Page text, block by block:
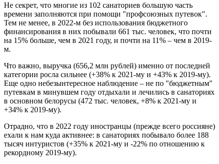
Не секрет, что многие из 102 санаториев большую часть
времени заполняются при помощи "профсоюзных путевок".
Тем не менее, в 2022-м без использования бюджетного
финансирования в них побывали 661 тыс. человек, что почти
на 15% больше, чем в 2021 году, и почти на 11% – чем в 2019-
м.
Что важно, выручка (656,2 млн рублей) именно от последней
категории росла сильнее (+38% к 2021-му и +43% к 2019-му).
Еще одно небезынтересное наблюдение – не по "бюджетным"
путевкам в минувшем году отдыхали и лечились в санаториях
в основном белорусы (472 тыс. человек, +8% к 2021-му и
+34% к 2019-му).
Отрадно, что в 2022 году иностранцы (прежде всего россияне)
ехали к нам куда активнее: в санаториях побывало более 188
тысяч интуристов (+35% к 2021-му и -22% по отношению к
рекордному 2019-му).